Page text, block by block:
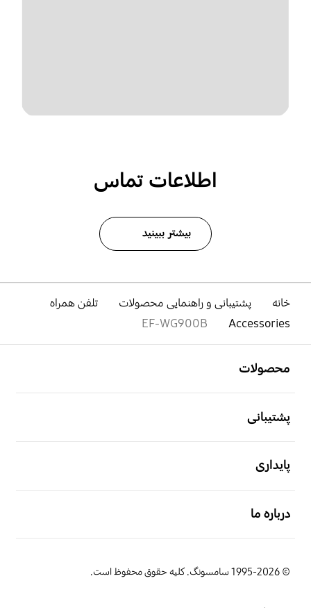
اطلاعات تماس
بیشتر ببینید
خانه پشتیبانی و راهنمایی محصولات
تلفن همراه
Accessories
EF-WG900B
محصولات
پشتیبانی
پایداری
درباره ما
© 1995-2026 سامسونگ. کلیه حقوق محفوظ است.